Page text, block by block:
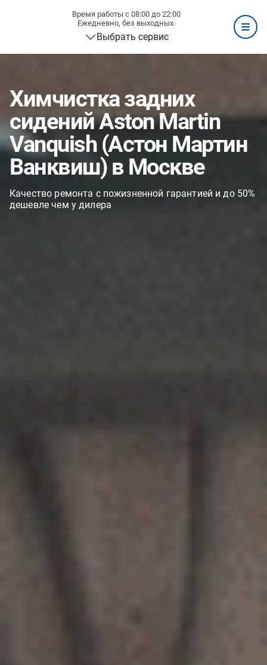
Время работы с 08:00 до 22:00
Ежедневно, без выходных.
Выбрать сервис
Химчистка задних
сидений Aston Martin
Vanquish (Астон Мартин
Ванквиш) в Москве
Качество ремонта с пожизненной гарантией и до 50%
дешевле чем у дилера